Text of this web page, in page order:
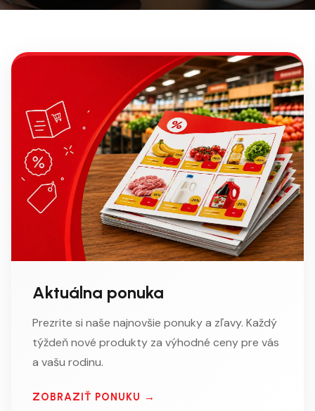
Aktuálna ponuka
Prezrite si naše najnovšie ponuky a zľavy. Každý
týždeň nové produkty za výhodné ceny pre vás
a vašu rodinu.
ZOBRAZIŤ PONUKU →